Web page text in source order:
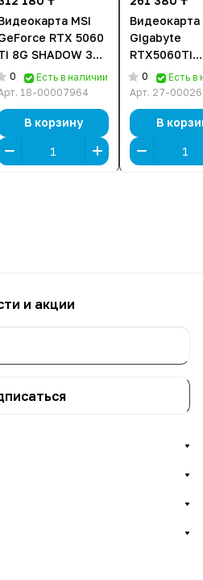
MSI
RTX 5060
8G SHADOW 3X
CLASSIC (G506T-
8S3CA) [8 ГБ,
HDMI, DisplayPort
шт)]
0
Есть в наличии
18-00007964
В корзину
Видеокарта
Gigabyte
RTX5060Ti
WINDFORCE
OC 8G (GV-
OC-8GD) [8
GDDR7, 128
HDMI,
0
Есть в
Арт. 27-
В
и акции